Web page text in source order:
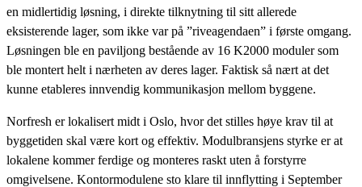
en midlertidig løsning, i direkte tilknytning til sitt allerede
eksisterende lager, som ikke var på ”riveagendaen” i første omgang.
Løsningen ble en paviljong bestående av 16 K2000 moduler som
ble montert helt i nærheten av deres lager. Faktisk så nært at det
kunne etableres innvendig kommunikasjon mellom byggene.
Norfresh er lokalisert midt i Oslo, hvor det stilles høye krav til at
byggetiden skal være kort og effektiv. Modulbransjens styrke er at
lokalene kommer ferdige og monteres raskt uten å forstyrre
omgivelsene. Kontormodulene sto klare til innflytting i September